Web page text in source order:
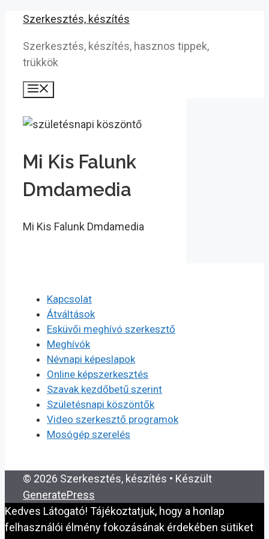
Kilépés
tartalomba
Szerkesztés, készítés
Szerkesztés, készítés, hasznos tippek,
trükkök
Mi Kis Falunk
Dmdamedia
Mi Kis Falunk Dmdamedia
Kapcsolat
Átváltások
Esküvői meghívó szerkesztő
Meghívók
Névnapi képeslapok
Online képszerkesztés
Szavak kezdőbetű szerint
Születésnapi köszöntők
Video szerkesztő programok
Mosógép szerelés
© 2026 Szerkesztés, készítés • Készült
GeneratePress
Kedves Látogató! Tájékoztatjuk, hogy a honlap
felhasználói élmény fokozásának érdekében sütiket